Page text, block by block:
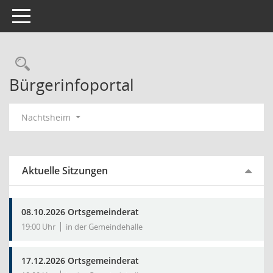
Toggle navigation
Rechercheauswahl
Bürgerinfoportal
Nachtsheim
Aktuelle Sitzungen
08.10.2026 Ortsgemeinderat
19:00 Uhr in der Gemeindehalle
17.12.2026 Ortsgemeinderat